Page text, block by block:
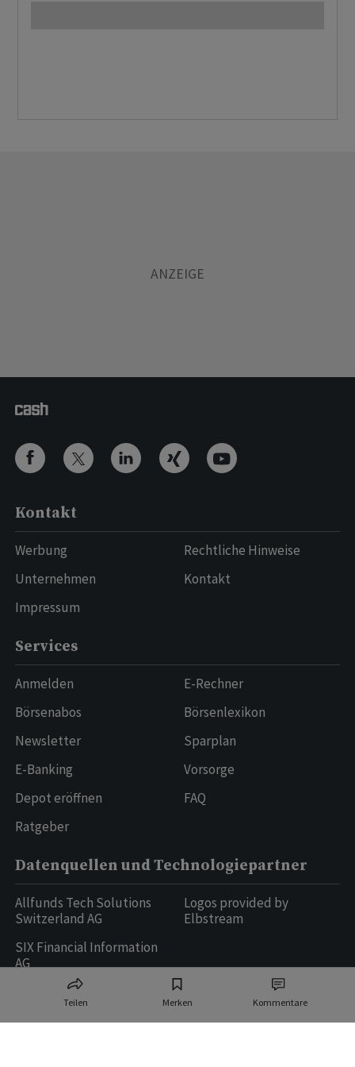
Teilen Merken Kommentare
Kontakt
Werbung
Unternehmen
Impressum
Rechtliche Hinweise
Kontakt
Services
Anmelden
Börsenabos
Newsletter
E-Banking
Depot eröffnen
Ratgeber
E-Rechner
Börsenlexikon
Sparplan
Vorsorge
FAQ
Datenquellen und Technologiepartner
Allfunds Tech Solutions
Switzerland AG
SIX Financial Information
AG
Logos provided by
Elbstream
Ringier AG | Ringier Medien Schweiz